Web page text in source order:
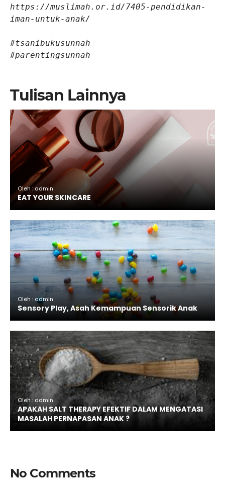
https://muslimah.or.id/7405-pendidikan-
iman-untuk-anak/
#tsanibukusunnah
#parentingsunnah
Tulisan Lainnya
Oleh : admin
EAT YOUR SKINCARE
Oleh : admin
Sensory Play, Asah Kemampuan Sensorik Anak
Oleh : admin
APAKAH SALT THERAPY EFEKTIF DALAM MENGATASI
MASALAH PERNAPASAN ANAK ?
No Comments